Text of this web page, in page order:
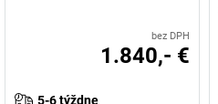
bez DPH
1.840,- €
5-6 týždne